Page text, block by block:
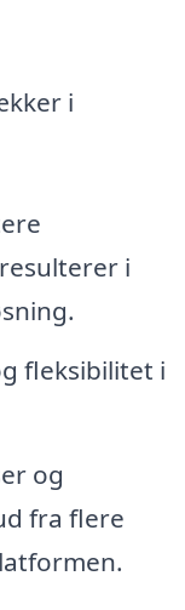
i
i
fleksibilitet i
og
fra flere